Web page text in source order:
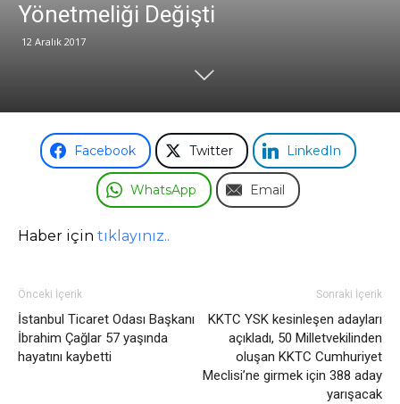
Yönetmeliği Değişti
12 Aralık 2017
Facebook Twitter LinkedIn
WhatsApp Email
Haber için tıklayınız..
Önceki İçerik
İstanbul Ticaret Odası Başkanı
İbrahim Çağlar 57 yaşında
hayatını kaybetti
Sonraki İçerik
KKTC YSK kesinleşen adayları
açıkladı, 50 Milletvekilinden
oluşan KKTC Cumhuriyet
Meclisi’ne girmek için 388 aday
yarışacak